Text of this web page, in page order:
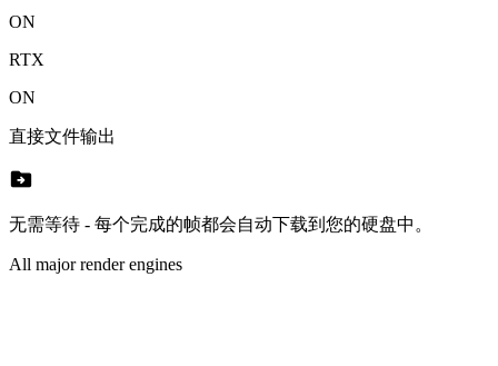
ON
RTX
ON
直接文件输出
drive_file_move
无需等待 - 每个完成的帧都会自动下载到您的硬盘中。
All major render engines